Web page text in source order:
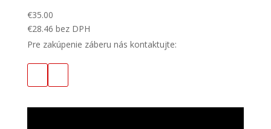
€35.00
€28.46 bez DPH
Pre zakúpenie záberu nás kontaktujte: